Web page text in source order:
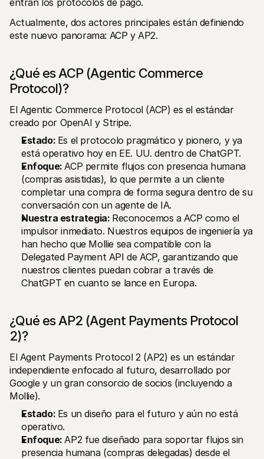
entran los protocolos de pago.
Actualmente, dos actores principales están definiendo
este nuevo panorama: ACP y AP2.
¿Qué es ACP (Agentic Commerce
Protocol)?
El Agentic Commerce Protocol (ACP) es el estándar
creado por OpenAI y Stripe.
Estado: Es el protocolo pragmático y pionero, y ya
está operativo hoy en EE. UU. dentro de ChatGPT.
Enfoque: ACP permite flujos con presencia humana
(compras asistidas), lo que permite a un cliente
completar una compra de forma segura dentro de su
conversación con un agente de IA.
Nuestra estrategia: Reconocemos a ACP como el
impulsor inmediato. Nuestros equipos de ingeniería ya
han hecho que Mollie sea compatible con la
Delegated Payment API de ACP, garantizando que
nuestros clientes puedan cobrar a través de
ChatGPT en cuanto se lance en Europa.
¿Qué es AP2 (Agent Payments Protocol
2)?
El Agent Payments Protocol 2 (AP2) es un estándar
independiente enfocado al futuro, desarrollado por
Google y un gran consorcio de socios (incluyendo a
Mollie).
Estado: Es un diseño para el futuro y aún no está
operativo.
Enfoque: AP2 fue diseñado para soportar flujos sin
presencia humana (compras delegadas) desde el